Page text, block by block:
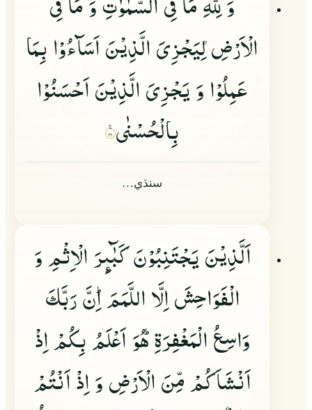
وَ لِلّٰهِ مَا فِی السَّمٰوٰتِ وَ مَا فِی
الْاَرْضِلِیَجْزِیَ الَّذِیْنَ اَسَآءُوْا بِمَا
عَمِلُوْا وَ یَجْزِیَ الَّذِیْنَ اَحْسَنُوْا
بِالْحُسْنٰى ۳۱
سنڌي…
اَلَّذِیْنَ یَجْتَنِبُوْنَ كَبٰٓىِٕرَ الْاِثْمِ وَ
الْفَوَاحِشَ اِلَّا اللَّمَمَ١ؕ اِنَّ رَبَّكَ
وَاسِعُ الْمَغْفِرَةِ١ؕ هُوَ اَعْلَمُ بِكُمْ اِذْ
اَنْشَاَكُمْ مِّنَ الْاَرْضِ وَ اِذْ اَنْتُمْ